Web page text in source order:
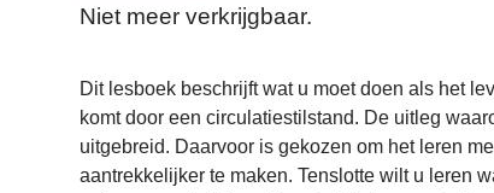
Niet meer verkrijgbaar.
Dit lesboek beschrijft wat u moet doen als het
komt door een circulatiestilstand. De uitleg
uitgebreid. Daarvoor is gekozen om het leren
aantrekkelijker te maken. Tenslotte wilt u leren